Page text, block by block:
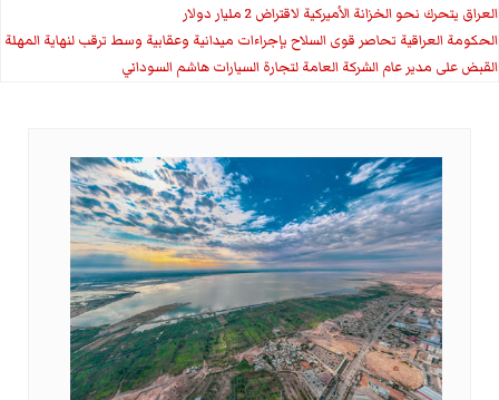
العراق يتحرك نحو الخزانة الأميركية لاقتراض 2 مليار دولار
الحكومة العراقية تحاصر قوى السلاح بإجراءات ميدانية وعقابية وسط ترقب لنهاية المهلة
القبض على مدير عام الشركة العامة لتجارة السيارات هاشم السوداني